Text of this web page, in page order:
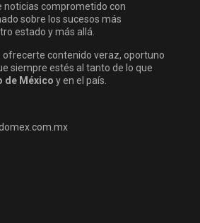
noticias comprometido con
sobre los sucesos más
estado y más allá.
ofrecerte contenido veraz, oportuno
siempre estés al tanto de lo que
de México y en el país.